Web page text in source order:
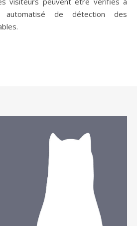
automatisé de détection des